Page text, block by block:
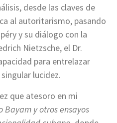
desde las claves de
al autoritarismo, pasando
y su diálogo con la
Nietzsche, el Dr.
para entrelazar
lucidez.
que atesoro en mi
Bayam y otros ensayos